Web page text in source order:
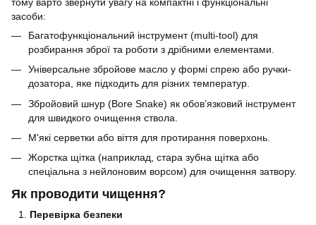
засоби:
Багатофункціональний інструмент (multi-tool) для
розбирання зброї та роботи з дрібними елементами.
Універсальне збройове масло у формі спрею або ручки-
дозатора, яке підходить для різних температур.
Збройовий шнур (Bore Snake) як обов’язковий інструмент
для швидкого очищення ствола.
М'які серветки або віття для протирання поверхонь.
Жорстка щітка (наприклад, стара зубна щітка або
спеціальна з нейлоновим ворсом) для очищення затвору.
Як проводити чищення?
Перевірка безпеки